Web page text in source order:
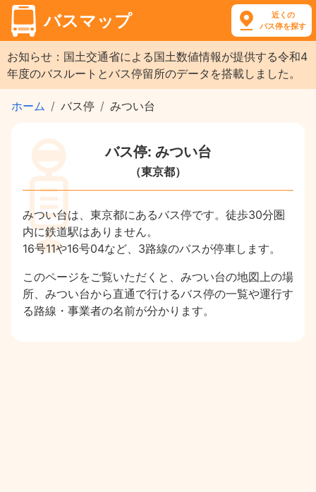
バスマップ
近くの
バス停を探す
お知らせ：国土交通省による国土数値情報が提供する令和4
年度のバスルートとバス停留所のデータを搭載しました。
ホーム バス停 みつい台
バス停: みつい台
（東京都）
みつい台は、東京都にあるバス停です。徒歩30分圏
内に鉄道駅はありません。
16号11や16号04など、3路線のバスが停車します。
このページをご覧いただくと、みつい台の地図上の場
所、みつい台から直通で行けるバス停の一覧や運行す
る路線・事業者の名前が分かります。